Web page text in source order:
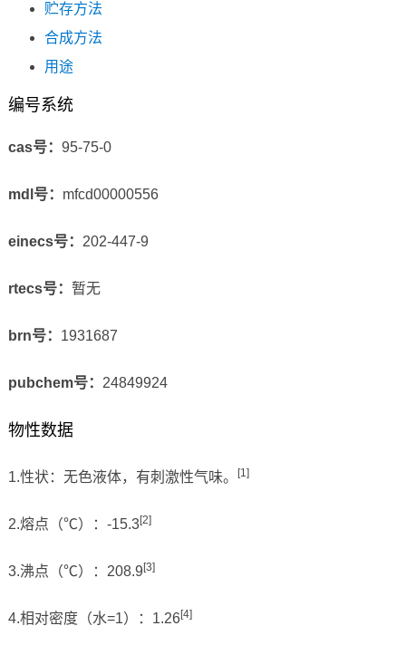
贮存方法
合成方法
用途
编号系统
cas号： 95-75-0
mdl号： mfcd00000556
einecs号： 202-447-9
rtecs号： 暂无
brn号： 1931687
pubchem号： 24849924
物性数据
1.性状：无色液体，有刺激性气味。 [1]
2.熔点（℃）：-15.3[2]
3.沸点（℃）：208.9 [3]
4.相对密度（水=1）：1.26[4]